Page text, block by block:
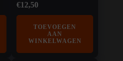
€12,50
TOEVOEGEN
AAN
WINKELWAGEN